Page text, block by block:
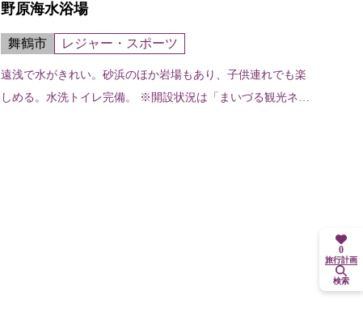
野原海水浴場
舞鶴市 レジャー・スポーツ
遠浅で水がきれい。砂浜のほか岩場もあり、子供連れでも楽
しめる。水洗トイレ完備。 ※開設状況は「まいづる観光ネッ
0
旅行計画
検索